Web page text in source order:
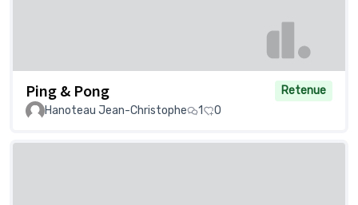
Ping & Pong
Retenue
Hanoteau Jean-Christophe
1 0